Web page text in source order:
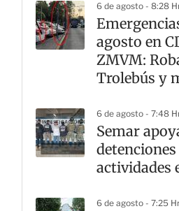
6 de agosto - 8:28
agosto en
ZMVM:
Trolebús y
6 de agosto - 7:48
Semar
actividades
6 de agosto - 7:25